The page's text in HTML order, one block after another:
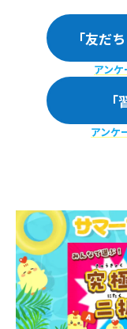
「友だ
アン
アンケ